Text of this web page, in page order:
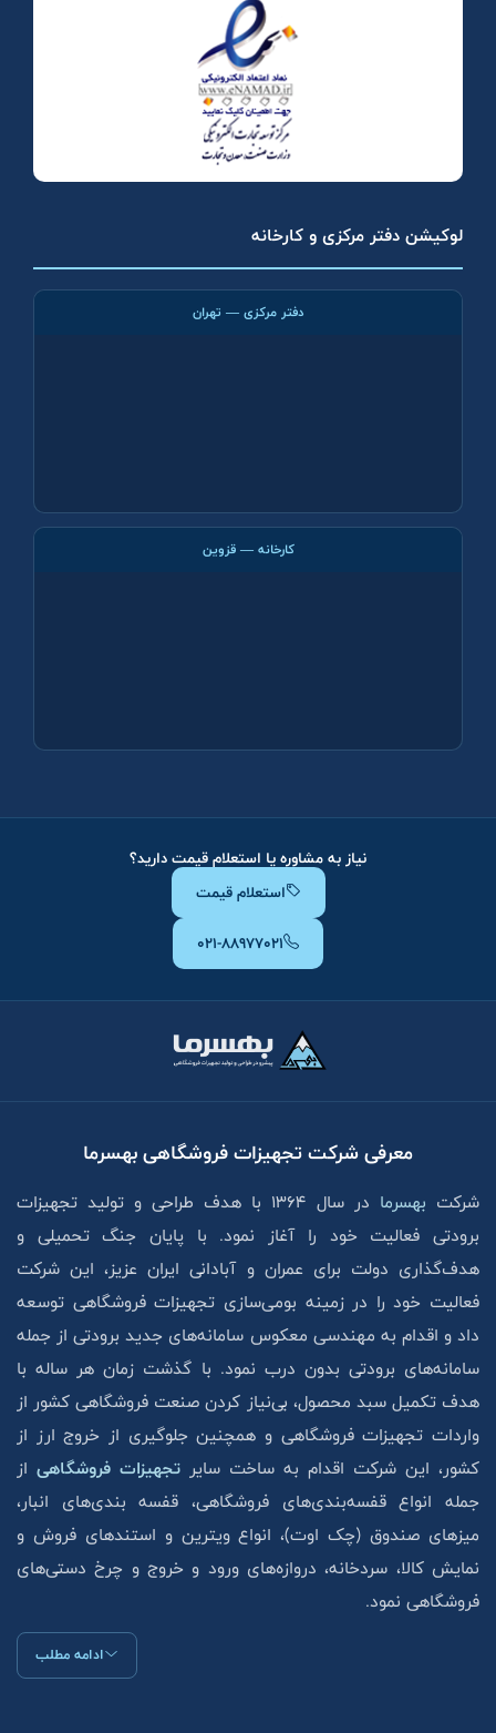
لوکیشن دفتر مرکزی و کارخانه
دفتر مرکزی — تهران
کارخانه — قزوین
نیاز به مشاوره یا استعلام قیمت دارید؟
استعلام قیمت
۰۲۱-۸۸۹۷۷۰۲۱
معرفی شرکت تجهیزات فروشگاهی بهسرما
شرکت بهسرما
در سال ۱۳۶۴ با هدف طراحی و تولید تجهیزات
برودتی فعالیت خود را آغاز نمود. با پایان جنگ تحمیلی و
هدف‌گذاری دولت برای عمران و آبادانی ایران عزیز، این شرکت
فعالیت خود را در زمینه بومی‌سازی تجهیزات فروشگاهی توسعه
داد و اقدام به مهندسی معکوس سامانه‌های جدید برودتی از جمله
سامانه‌های برودتی بدون درب نمود. با گذشت زمان هر ساله با
هدف تکمیل سبد محصول، بی‌نیاز کردن صنعت فروشگاهی کشور از
واردات تجهیزات فروشگاهی و همچنین جلوگیری از خروج ارز از
کشور، این شرکت اقدام به ساخت سایر تجهیزات فروشگاهی از
جمله انواع قفسه‌بندی‌های فروشگاهی، قفسه بندی‌های انبار،
میزهای صندوق (چک اوت)، انواع ویترین و استند‌های فروش و
نمایش کالا، سردخانه، دروازه‌های ورود و خروج و چرخ دستی‌های
فروشگاهی نمود.
ادامه مطلب